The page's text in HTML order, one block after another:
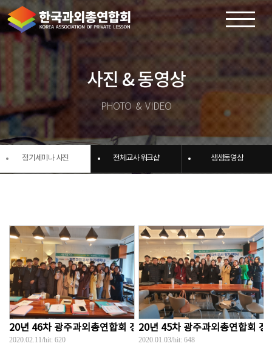
×
사진 & 동영상
PHOTO & VIDEO
정기세미나 사진 전체교사 워크샵 생생동영상
20년 46차 광주과외총연합회 정기세미나...
2020.02.11/hit:620
20년 45차 광주과외총연합회 정
2020.01.03/hit:648